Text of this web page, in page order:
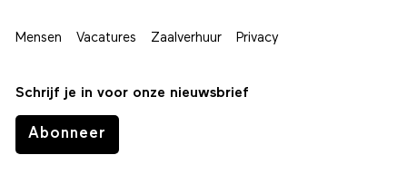
Mensen Vacatures Zaalverhuur Privacy
Schrijf je in voor onze nieuwsbrief
Abonneer